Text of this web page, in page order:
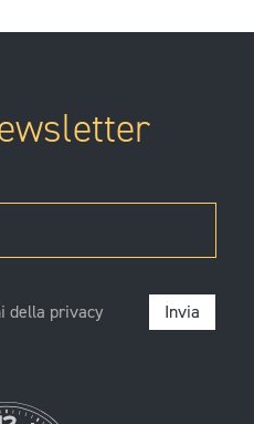
della privacy Invia